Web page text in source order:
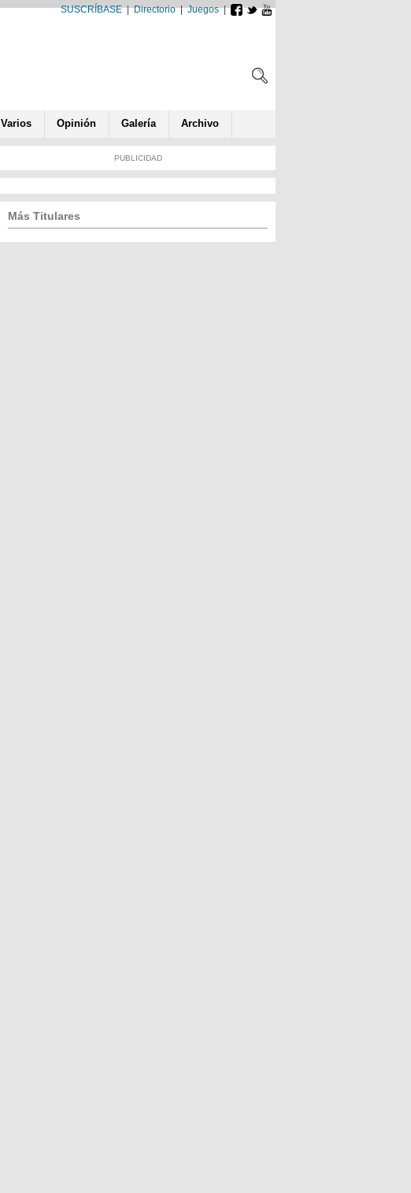
SUSCRÍBASE|Directorio|Juegos|
Varios Opinión Galería Archivo
PUBLICIDAD
Más Titulares